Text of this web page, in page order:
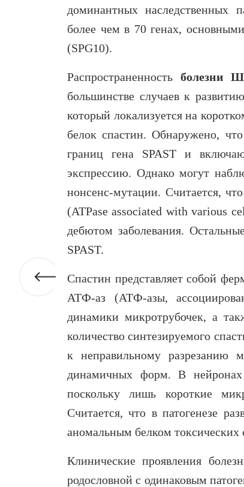
доминантных наследственных
более чем в 70 генах,
(SPG10).
Распространенность болезни
большинстве случаев к
который локализуется на
белок спастин. Обнаружено,
границ гена SPAST и
экспрессию. Однако могут
нонсенс-мутации. Считается,
(ATPase associated with various
дебютом заболевания.
SPAST.
Спастин представляет собой
АТФ-аз (АТФ-азы,
динамики микротрубочек, а
количество синтезируемого
к неправильному разрезанию
динамичных форм. В нейронах
поскольку лишь короткие
Считается, что в патогенезе
аномальным белком токсических
Клинические проявления
родословной с одинаковым